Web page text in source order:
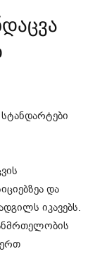
და
იკავებს.